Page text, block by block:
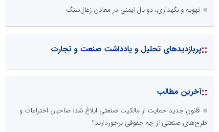
تهویه و نگهداری‌، دو بال ایمنی در معادن زغال‌سنگ
::پربازدیدهای تحلیل و یادداشت صنعت و تجارت
::آخرین مطالب
قانون جدید حمایت از مالکیت صنعتی ابلاغ شد؛ صاحبان اختراعات و
طرح‌های صنعتی از چه حقوقی برخوردارند؟